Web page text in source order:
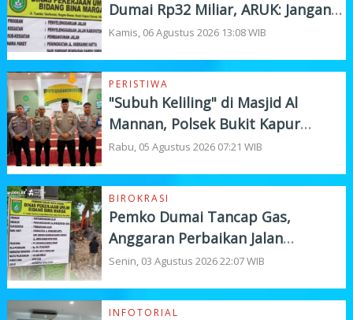
Dumai Rp32 Miliar, ARUK: Jangan
Korbankan Kualitas Demi Kejar
Kamis, 06 Agustus 2026 13:08 WIB
PERISTIWA
"Subuh Keliling" di Masjid Al
Mannan, Polsek Bukit Kapur
Tampung Curhat Warga
Rabu, 05 Agustus 2026 07:21 WIB
BIROKRASI
Pemko Dumai Tancap Gas,
Anggaran Perbaikan Jalan
Nasional Rp19,1 Milyar
Senin, 03 Agustus 2026 22:07 WIB
INFOTORIAL